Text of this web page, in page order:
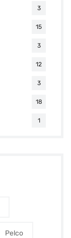
3
15
3
12
3
18
1
Pelco